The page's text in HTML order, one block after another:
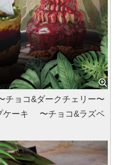
チョコ&ダークチェリー〜
ケーキ 〜チョコ&ラズベ